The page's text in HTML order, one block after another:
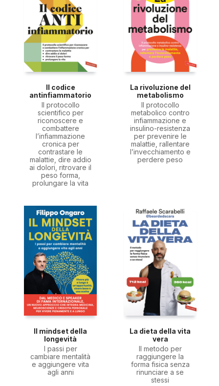
Il codice
antinfiammatorio
Il protocollo
scientifico per
riconoscere e
combattere
l’infiammazione
cronica per
contrastare le
malattie, dire addio
ai dolori, ritrovare il
peso forma,
prolungare la vita
La rivoluzione del
metabolismo
Il protocollo
metabolico contro
infiammazione e
insulino-resistenza
per prevenire le
malattie, rallentare
l’invecchiamento e
perdere peso
Il mindset della
longevità
I passi per
cambiare mentalità
e aggiungere vita
agli anni
La dieta della vita
vera
Il metodo per
raggiungere la
forma fisica senza
rinunciare a se
stessi